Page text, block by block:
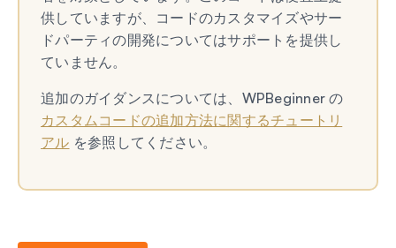
供していますが、コードのカスタマイズやサー
ドパーティの開発についてはサポートを提供し
ていません。
追加のガイダンスについては、WPBeginner の
カスタムコードの追加方法に関するチュートリ
アル を参照してください。